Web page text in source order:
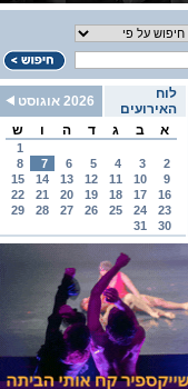
לוח
האירועים
2026 אוגוסט
א
ב ג ד ה ו ש
1
2
3
4
5
6
7
8
9
10
11
12
13
14
15
16
17
18
19
20
21
22
23
24
25
26
27
28
29
30
31